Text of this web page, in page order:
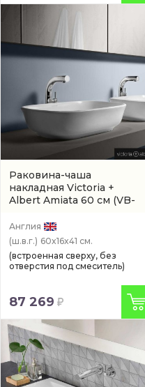
Раковина-чаша
накладная Victoria +
Albert Amiata 60 см (VB-
Англия
(ш.в.г.) 60x16x41 см.
(встроенная сверху, без
отверстия под смеситель)
87 269